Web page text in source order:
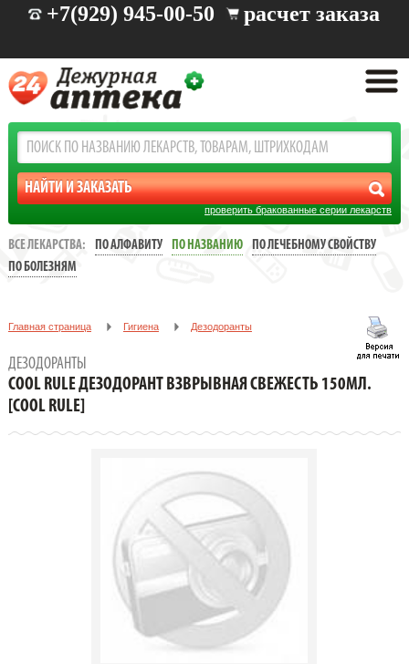
+7(929) 945-00-50 расчет заказа
проверить бракованные серии лекарств
ВСЕ ЛЕКАРСТВА: ПО АЛФАВИТУ ПО НАЗВАНИЮ
ПО ЛЕЧЕБНОМУ СВОЙСТВУ
ПО БОЛЕЗНЯМ
Главная страница Гигиена Дезодоранты
[COOL RULE]
ДЕЗОДОРАНТЫ
COOL RULE ДЕЗОДОРАНТ ВЗВРЫВНАЯ СВЕЖЕСТЬ 150МЛ.
[COOL RULE]